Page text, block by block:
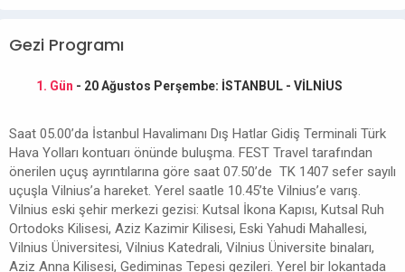
Gezi Programı
1. Gün - 20 Ağustos Perşembe: İSTANBUL - VİLNİUS
Saat 05.00’da İstanbul Havalimanı Dış Hatlar Gidiş Terminali Türk
Hava Yolları kontuarı önünde buluşma. FEST Travel tarafından
önerilen uçuş ayrıntılarına göre saat 07.50’de TK 1407 sefer sayılı
uçuşla Vilnius’a hareket. Yerel saatle 10.45’te Vilnius’e varış.
Vilnius eski şehir merkezi gezisi: Kutsal İkona Kapısı, Kutsal Ruh
Ortodoks Kilisesi, Aziz Kazimir Kilisesi, Eski Yahudi Mahallesi,
Vilnius Üniversitesi, Vilnius Katedrali, Vilnius Üniversite binaları,
Aziz Anna Kilisesi, Gediminas Tepesi gezileri. Yerel bir lokantada